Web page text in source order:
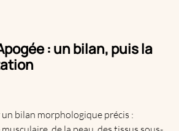
: un bilan, puis la
bilan morphologique précis :